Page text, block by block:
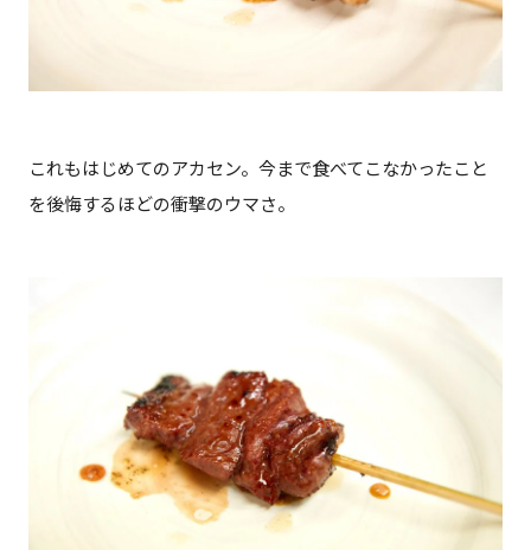
これもはじめてのアカセン。今まで食べてこなかったこと
を後悔するほどの衝撃のウマさ。